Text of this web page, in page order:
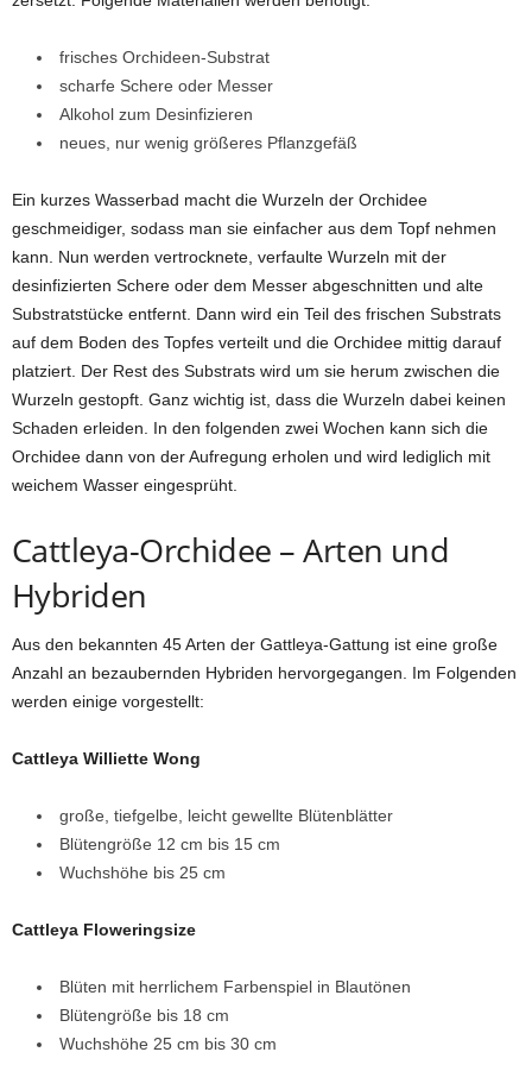
frisches Orchideen-Substrat
scharfe Schere oder Messer
Alkohol zum Desinfizieren
neues, nur wenig größeres Pflanzgefäß
Ein kurzes Wasserbad macht die Wurzeln der Orchidee
geschmeidiger, sodass man sie einfacher aus dem Topf nehmen
kann. Nun werden vertrocknete, verfaulte Wurzeln mit der
desinfizierten Schere oder dem Messer abgeschnitten und alte
Substratstücke entfernt. Dann wird ein Teil des frischen Substrats
auf dem Boden des Topfes verteilt und die Orchidee mittig darauf
platziert. Der Rest des Substrats wird um sie herum zwischen die
Wurzeln gestopft. Ganz wichtig ist, dass die Wurzeln dabei keinen
Schaden erleiden. In den folgenden zwei Wochen kann sich die
Orchidee dann von der Aufregung erholen und wird lediglich mit
weichem Wasser eingesprüht.
Cattleya-Orchidee – Arten und
Hybriden
Aus den bekannten 45 Arten der Gattleya-Gattung ist eine große
Anzahl an bezaubernden Hybriden hervorgegangen. Im Folgenden
werden einige vorgestellt:
Cattleya Williette Wong
große, tiefgelbe, leicht gewellte Blütenblätter
Blütengröße 12 cm bis 15 cm
Wuchshöhe bis 25 cm
Cattleya Floweringsize
Blüten mit herrlichem Farbenspiel in Blautönen
Blütengröße bis 18 cm
Wuchshöhe 25 cm bis 30 cm